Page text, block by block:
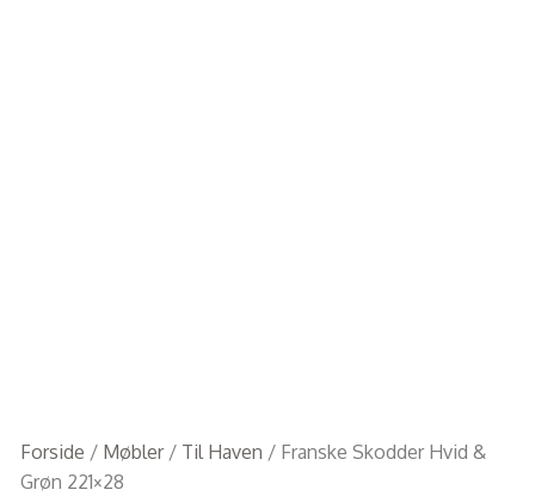
Forside / Møbler/ Til Haven / Franske Skodder Hvid &
Grøn 221×28